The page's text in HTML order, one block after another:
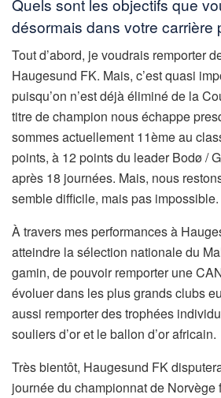
désormais dans votre carrière
Tout d’abord, je voudrais remporter
Haugesund FK. Mais, c’est quasi
puisqu’on n’est déjà éliminé de la
titre de champion nous échappe
sommes actuellement 11ème au
points, à 12 points du leader Bodø /
après 18 journées. Mais, nous
semble difficile, mais pas impossible.
À travers mes performances à
atteindre la sélection nationale du
gamin, de pouvoir remporter une
évoluer dans les plus grands clubs
aussi remporter des trophées
souliers d’or et le ballon d’or africain.
Très bientôt, Haugesund FK
journée du championnat de Norvège